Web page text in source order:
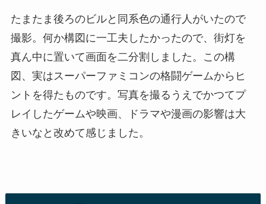
たまたま後ろのビルと同系色の通行人がいたので
撮影。何か構図に一工夫したかったので、街灯を
真ん中に置いて画面を二分割しました。この構
図、実はスーパーファミコンの格闘ゲームからヒ
ントを得たものです。写真を撮るうえでかつてプ
レイしたゲームや映画、ドラマや漫画の影響は大
きいなと改めて感じました。